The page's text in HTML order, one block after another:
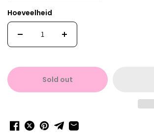
Hoeveelheid
Sold out